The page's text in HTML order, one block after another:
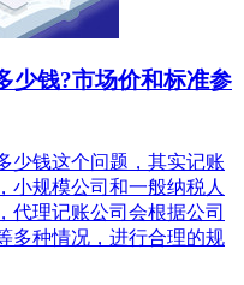
少钱?市场价和标准参
少钱这个问题，其实记账
小规模公司和一般纳税人
代理记账公司会根据公司
多种情况，进行合理的规